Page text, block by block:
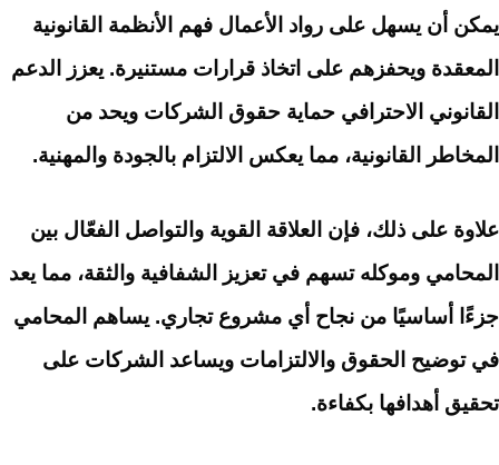
يمكن أن يسهل على رواد الأعمال فهم الأنظمة القانونية
المعقدة ويحفزهم على اتخاذ قرارات مستنيرة. يعزز الدعم
القانوني الاحترافي حماية حقوق الشركات ويحد من
المخاطر القانونية، مما يعكس الالتزام بالجودة والمهنية.
علاوة على ذلك، فإن العلاقة القوية والتواصل الفعّال بين
المحامي وموكله تسهم في تعزيز الشفافية والثقة، مما يعد
جزءًا أساسيًا من نجاح أي مشروع تجاري. يساهم المحامي
في توضيح الحقوق والالتزامات ويساعد الشركات على
تحقيق أهدافها بكفاءة.